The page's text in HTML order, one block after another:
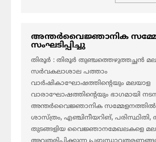
അന്തർവൈജ്ഞാനിക
സംഘടിപ്പിച്ചു
തിരൂർ : തിരൂർ തുഞ്ചത്തെഴുത്തച്ഛൻ
സർവകലാശാല പത്താം
വാർഷികാഘോഷത്തിന്റെയും മലയാള
വാരാഘോഷത്തിന്റെയും ഭാഗമായി
അന്തർവൈജ്ഞാനിക സമ്മേളനത്തിൽ
ശാസ്ത്രം, എഞ്ചിനീയറിങ്, പരിസ്ഥിതി,
തുടങ്ങളിയ വൈജ്ഞാനമേഖലകളെ